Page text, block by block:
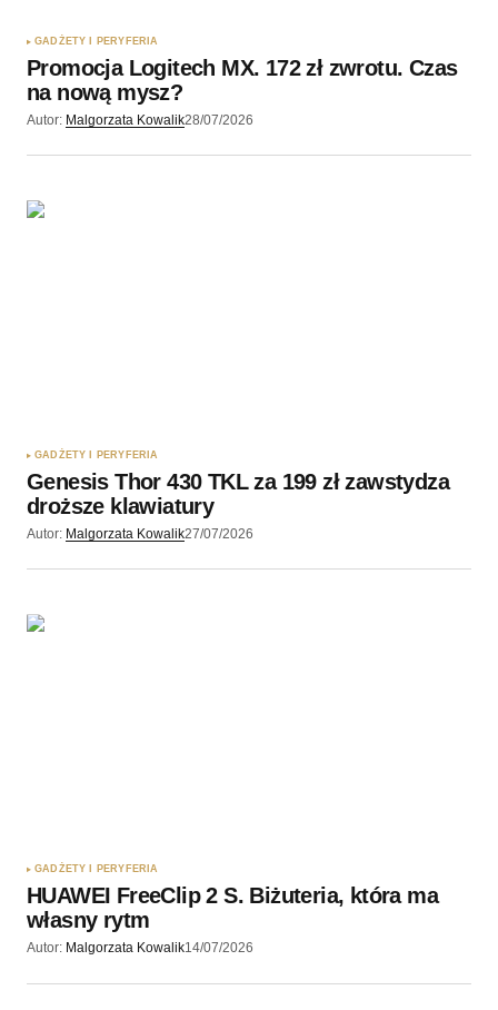
Wyślij komentarz
GADŻETY I PERYFERIA
Promocja Logitech MX. 172 zł zwrotu. Czas
na nową mysz?
Autor: Malgorzata Kowalik28/07/2026
GADŻETY I PERYFERIA
Genesis Thor 430 TKL za 199 zł zawstydza
droższe klawiatury
Autor: Malgorzata Kowalik27/07/2026
GADŻETY I PERYFERIA
HUAWEI FreeClip 2 S. Biżuteria, która ma
własny rytm
Autor: Malgorzata Kowalik14/07/2026